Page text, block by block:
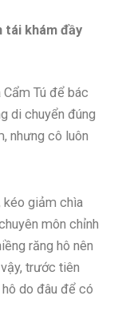
tái khám đầy
Cẩm Tú để bác
di chuyển đúng
nhưng cô luôn
kéo giảm chìa
môn chỉnh
răng hô nên
trước tiên
do đâu để có